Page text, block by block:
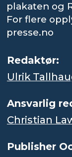
plakaten og
For flere
presse.no
Redaktør:
Ulrik
Ansvarlig
Christian
Publisher